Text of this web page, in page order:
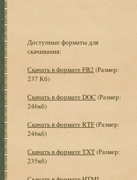
Доступные форматы для
скачивания:
Скачать в формате FB2 (Размер:
237 Кб)
Скачать в формате DOC (Размер:
246кб)
Скачать в формате RTF(Размер:
246кб)
Скачать в формате TXT(Размер:
235кб)